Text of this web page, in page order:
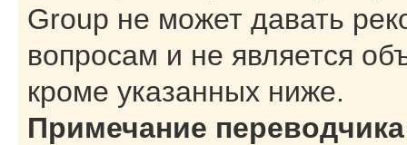
Group не может давать
вопросам и не является
кроме указанных ниже.
Примечание